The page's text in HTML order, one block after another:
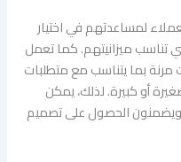
لمساعدتهم في اختيار
تناسب ميزانيتهم. كما تعمل
مرنة بما يتناسب مع متطلبات
أو كبيرة. لذلك، يمكن
ويضمنون الحصول على تصميم